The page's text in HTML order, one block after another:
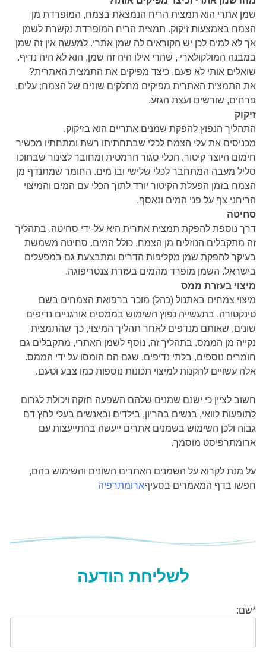
שמן אתרי הוא תמצית הריח הנמצאת בצמח, המופרדת מן
הצמח באמצעות זיקוק. תמצית הריח המופרדת נקשרת לשמן
אך לא למים לכן יש הקוראים לה שמן אתרי. למעשה אין זה שמן
במבנה המולקולארי , שהרי אילו היה זה שמן, הוא לא היה נדיף.
שואלים אותי לא פעם, כיצד מפיקים את התמצית האתרית?
את התמצית האתרית מפיקים מחלקים שונים של הצמח; עלים,
פרחים, שורשים ועצת הגזע.
זיקוק
התהליך הנפוץ להפקת שמנים אתריים הוא בזיקוק.
מכניסים את עלי הצמח לכלי שבתחתיתו רשת ומתחתיו מכשיר
חימום היוצר קיטור. הכלי סגור הרמטית ומחובר לצינור שבתוכו
סליל מעבה המתחבר לכלי שלישי ובו מים. החומר שמתנדף מן
הצמח בזמן הפעלת הקיטור יורד לתוך הכלי עם המים והמיצוי
הריחני צף על פני המים ונאסף.
סחיטה
דרך נוספת להפקת תמצית אתרית היא על-ידי סחיטה. בתהליך
זה מתקבלים הנוזלים מן הצמח, כולל המים. סחיטה משמשת
בעיקר להפקת שמן מקליפות הדרים ומתבצעת גם במפעלים
בישראל. השמן מופרד מהמים בעזרת צנטריפוגה.
מיצוי בעזרת ממס
מיצוי צמחים באתנול (כהל) מוכר ברפואת הצמחים בשם
טינקטורה. בתעשייה נפוץ השימוש בממסים אורגניים נדיפים
שונים, שאותם מנדפים לאחר תהליך המיצוי, כך שהתמצית
נקייה מן הממס. בתהליך זה, נוסף לשמן האתרי, מתקבלים גם
חומרים נוספים, בלתי נדיפים, שגם הם הומסו על ידי הממס.
אלה עשויים להקנות למיצוי תכונות נוספות כמו צבע וטעם.
חשוב לציין כי ישנם שמנים שלהם השפעה חזקה ויכולת לגרום
לתופעות לוואי, בנשים בהריון, בילדים ובאנשים בעלי לחץ דם
גבוה ולכן השימוש בשמנים אתרים ייעשה בהתייעצות עם
ארומתרפיסט מוסמך.
על מנת לקרוא על השמנים האתרים השונים והשימוש בהם,
חפשו בדף המאמרים בסעיףארומתרפיה
לשליחת הודעה
*שם: